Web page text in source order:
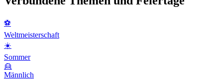
⚽️
Weltmeisterschaft
☀️
Sommer
👱
Männlich